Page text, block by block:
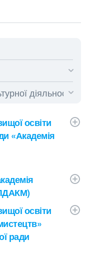
освіти
«Академія
освіти
ради